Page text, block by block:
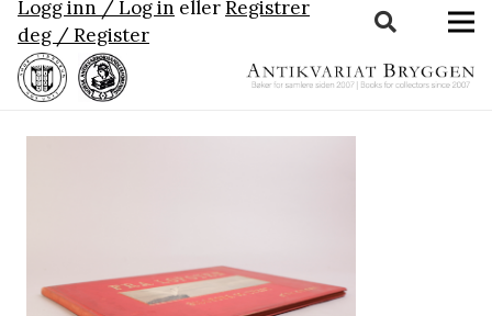
Logg inn / Log in ellerRegistrer
deg / Register